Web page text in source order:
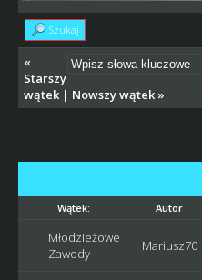
Szukaj
«
Starszy
wątek| Nowszy wątek»
Wątek: Autor
Młodzieżowe
Zawody
Mariusz70